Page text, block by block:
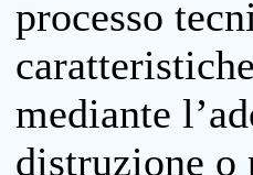
processo
mediante
distruzione o